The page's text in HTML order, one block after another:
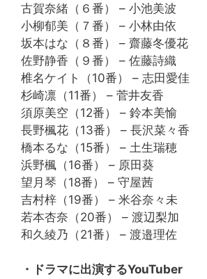
古賀奈緒（６番） – 小池美波
小柳郁美（７番） – 小林由依
坂本はな（８番） – 齋藤冬優花
佐野静香（９番） – 佐藤詩織
椎名ケイト（10番） – 志田愛佳
杉崎凛（11番） – 菅井友香
須原美空（12番） – 鈴本美愉
長野楓花（13番） – 長沢菜々香
橋本るな（15番） – 土生瑞穂
浜野楓（16番） – 原田葵
望月琴（18番） – 守屋茜
吉村梓（19番） – 米谷奈々未
若本杏奈（20番） – 渡辺梨加
和久綾乃（21番） – 渡邉理佐
・ドラマに出演するYouTuber